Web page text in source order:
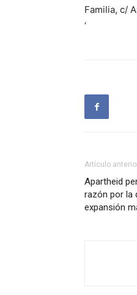
Familia, c/
‘
Artículo
Apartheid
razón por la
expansión